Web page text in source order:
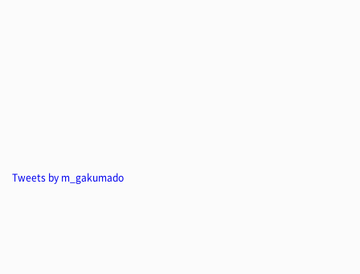
Tweets by m_gakumado